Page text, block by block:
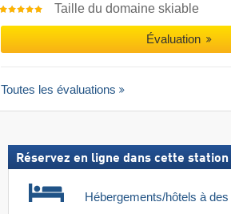
Taille du domaine skiable
Évaluation
Toutes les évaluations
Réservez en ligne dans cette station
Hébergements/hôtels à